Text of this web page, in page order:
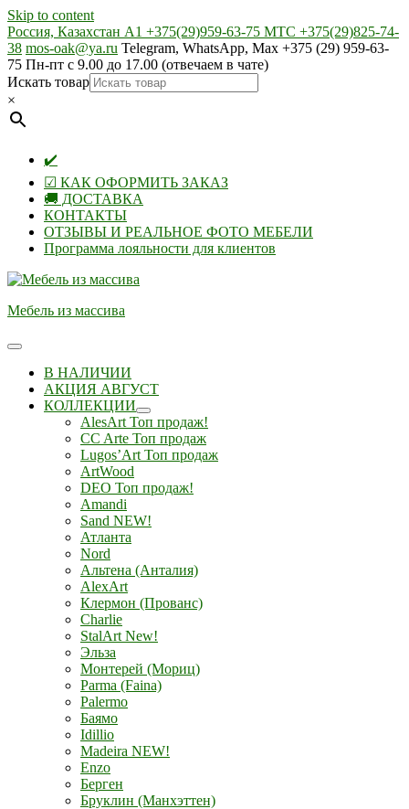
Skip to content
Россия, Казахстан А1 +375(29)959-63-75 МТС +375(29)825-74-
38 mos-oak@ya.ru Telegram, WhatsApp, Max +375 (29) 959-63-
75 Пн-пт с 9.00 до 17.00 (отвечаем в чате)
Искать товар
×
✔️
☑ КАК ОФОРМИТЬ ЗАКАЗ
🚚 ДОСТАВКА
КОНТАКТЫ
ОТЗЫВЫ И РЕАЛЬНОЕ ФОТО МЕБЕЛИ
Программа лояльности для клиентов
Мебель из массива
В НАЛИЧИИ
АКЦИЯ АВГУСТ
КОЛЛЕКЦИИ
AlesArt Топ продаж!
CC Arte Топ продаж
Lugos’Art Топ продаж
ArtWood
DEO Топ продаж!
Amandi
Sand NEW!
Атланта
Nord
Альтена (Анталия)
AlexArt
Клермон (Прованс)
Charlie
StalArt New!
Эльза
Монтерей (Мориц)
Parma (Faina)
Palermo
Баямо
Idillio
Madeira NEW!
Enzo
Берген
Бруклин (Манхэттен)